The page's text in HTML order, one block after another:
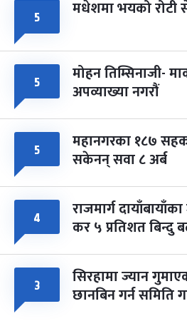
५ मधेशमा भयको रोटी
५ मोहन तिम्सिनाजी-
अपव्याख्या नगरौं
५ महानगरका १८७
सकेनन् सवा ८ अर्ब
४ राजमार्ग
कर ५ प्रतिशत बिन्दु
३ सिरहामा ज्यान
छानबिन गर्न समिति